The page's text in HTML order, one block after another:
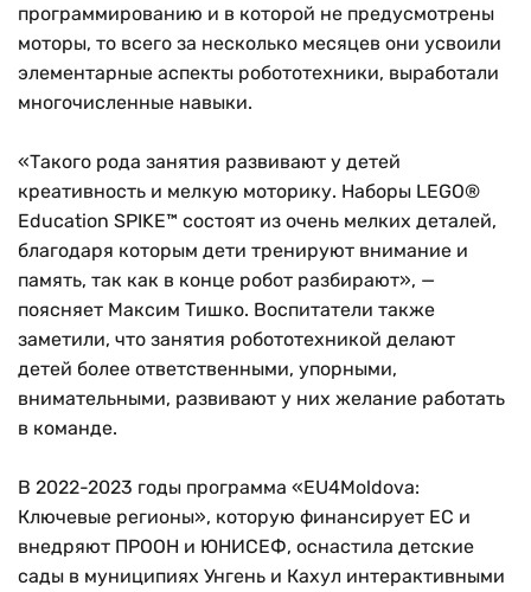
программированию и в которой не предусмотрены
моторы, то всего за несколько месяцев они усвоили
элементарные аспекты робототехники, выработали
многочисленные навыки.
«Такого рода занятия развивают у детей
креативность и мелкую моторику. Наборы LEGO®
Education SPIKE™ состоят из очень мелких деталей,
благодаря которым дети тренируют внимание и
память, так как в конце робот разбирают», —
поясняет Максим Тишко. Воспитатели также
заметили, что занятия робототехникой делают
детей более ответственными, упорными,
внимательными, развивают у них желание работать
в команде.
В 2022-2023 годы программа «EU4Moldova:
Ключевые регионы», которую финансирует ЕС и
внедряют ПРООН и ЮНИСЕФ, оснастила детские
сады в муниципиях Унгень и Кахул интерактивными